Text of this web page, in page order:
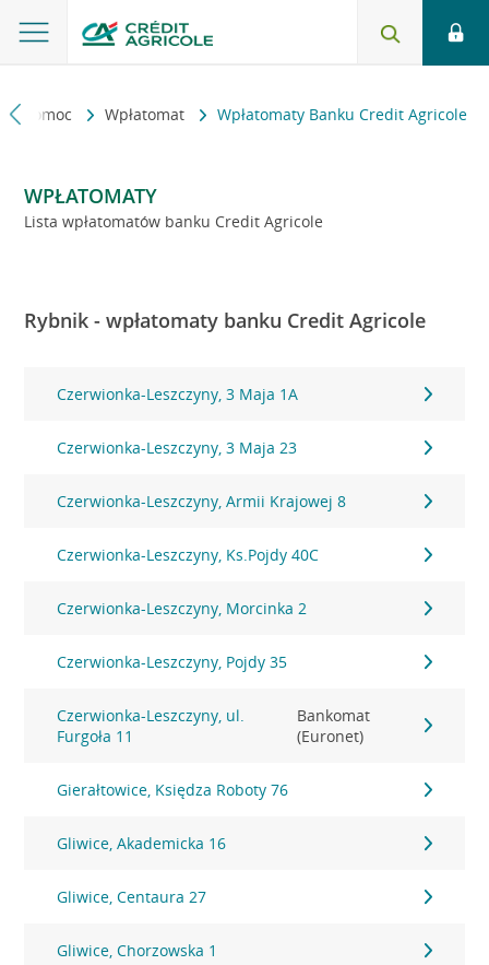
i pomoc Wpłatomat Wpłatomaty Banku Credit Agricole
WPŁATOMATY
Lista wpłatomatów banku Credit Agricole
Rybnik - wpłatomaty banku Credit Agricole
Czerwionka-Leszczyny, 3 Maja 1A
Czerwionka-Leszczyny, 3 Maja 23
Czerwionka-Leszczyny, Armii Krajowej 8
Czerwionka-Leszczyny, Ks.Pojdy 40C
Czerwionka-Leszczyny, Morcinka 2
Czerwionka-Leszczyny, Pojdy 35
Czerwionka-Leszczyny, ul.
Furgoła 11
Bankomat
(Euronet)
Gierałtowice, Księdza Roboty 76
Gliwice, Akademicka 16
Gliwice, Centaura 27
Gliwice, Chorzowska 1